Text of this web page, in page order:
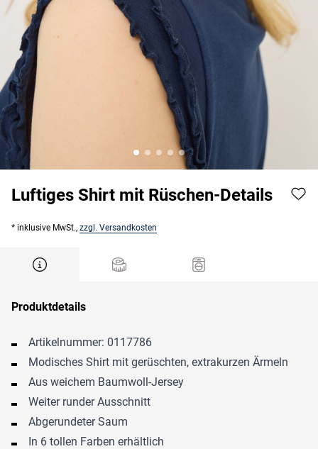
Luftiges Shirt mit Rüschen-Details
* inklusive MwSt., zzgl. Versandkosten
Produktdetails
Artikelnummer: 0117786
Modisches Shirt mit gerüschten, extrakurzen Ärmeln
Aus weichem Baumwoll-Jersey
Weiter runder Ausschnitt
Abgerundeter Saum
In 6 tollen Farben erhältlich